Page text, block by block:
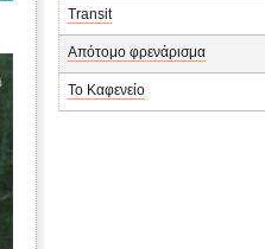
Transit
Απότομο φρενάρισμα
Το Καφενείο